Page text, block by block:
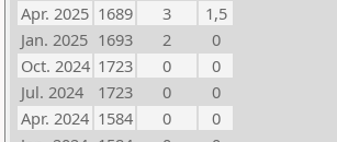
Apr. 2025 1689 3
1,5
Jan. 2025 1693 2
0
Oct. 2024 1723 0
0
Jul. 2024
1723 0
0
Apr. 2024 1584 0
0